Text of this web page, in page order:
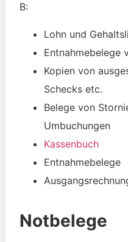
B:
Lohn und
Entnahmebelege
Kopien von
Schecks etc.
Belege von
Umbuchungen
Kassenbuch
Entnahmebelege
Notbelege